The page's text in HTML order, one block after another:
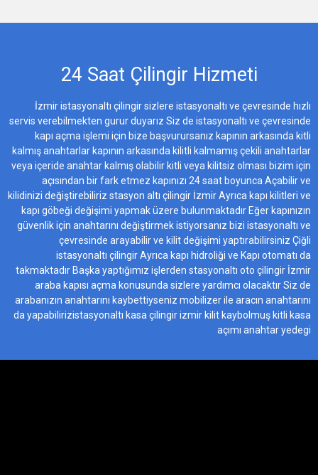
24 Saat Çilingir Hizmeti
İzmir istasyonaltı çilingir sizlere istasyonaltı ve çevresinde hızlı
servis verebilmekten gurur duyarız Siz de istasyonaltı ve çevresinde
kapı açma işlemi için bize başvurursanız kapının arkasında kitli
kalmış anahtarlar kapının arkasında kilitli kalmamış çekili anahtarlar
veya içeride anahtar kalmış olabilir kitli veya kilitsiz olması bizim için
açısından bir fark etmez kapınızı 24 saat boyunca Açabilir ve
kilidinizi değiştirebiliriz stasyon altı çilingir İzmir Ayrıca kapı kilitleri ve
kapı göbeği değişimi yapmak üzere bulunmaktadır Eğer kapınızın
güvenlik için anahtarını değiştirmek istiyorsanız bizi istasyonaltı ve
çevresinde arayabilir ve kilit değişimi yaptırabilirsiniz Çiğli
istasyonaltı çilingir Ayrıca kapı hidroliği ve Kapı otomatı da
takmaktadır Başka yaptığımız işlerden stasyonaltı oto çilingir İzmir
araba kapısı açma konusunda sizlere yardımcı olacaktır Siz de
arabanızın anahtarını kaybettiyseniz mobilizer ile aracın anahtarını
da yapabilirizistasyonaltı kasa çilingir izmir kilit kaybolmuş kitli kasa
açımı anahtar yedegi